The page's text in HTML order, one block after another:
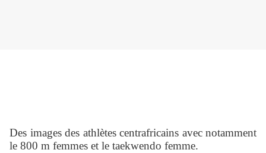
Des images des athlètes centrafricains avec notamment
le 800 m femmes et le taekwendo femme.